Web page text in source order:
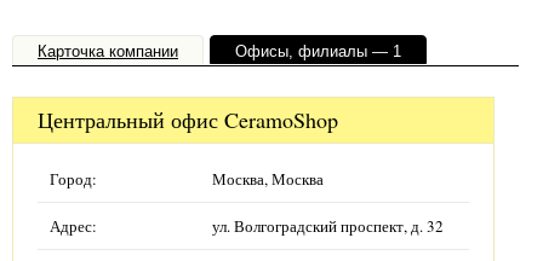
Карточка компании Офисы, филиалы — 1
Центральный офис CeramoShop
Город: Москва, Москва
Адрес: ул. Волгоградский проспект, д. 32